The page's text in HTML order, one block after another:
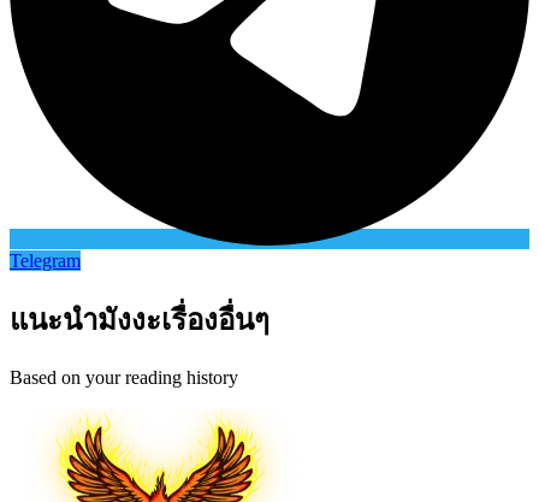
Telegram
แนะนำมังงะเรื่องอื่นๆ
Based on your reading history